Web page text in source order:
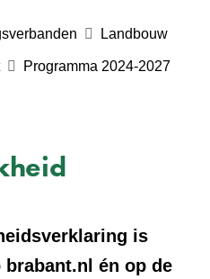
Landbouw
Programma 2024-2027
is
én op de